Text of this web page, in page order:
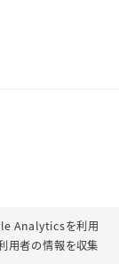
Analyticsを利用
用者の情報を収集